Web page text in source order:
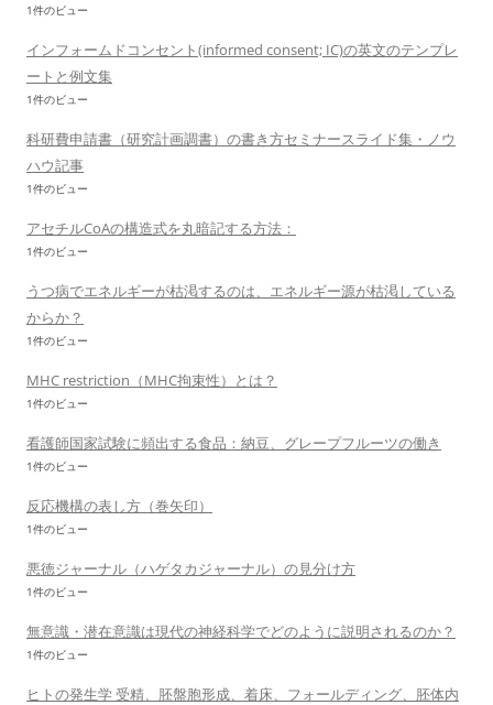
1件のビュー
インフォームドコンセント(informed consent; IC)の英文のテンプレ
ートと例文集
1件のビュー
科研費申請書（研究計画調書）の書き方セミナースライド集・ノウ
ハウ記事
1件のビュー
アセチルCoAの構造式を丸暗記する方法：
1件のビュー
うつ病でエネルギーが枯渇するのは、エネルギー源が枯渇している
からか？
1件のビュー
MHC restriction（MHC拘束性）とは？
1件のビュー
看護師国家試験に頻出する食品：納豆、グレープフルーツの働き
1件のビュー
反応機構の表し方（巻矢印）
1件のビュー
悪徳ジャーナル（ハゲタカジャーナル）の見分け方
1件のビュー
無意識・潜在意識は現代の神経科学でどのように説明されるのか？
1件のビュー
ヒトの発生学 受精、胚盤胞形成、着床、フォールディング、胚体内